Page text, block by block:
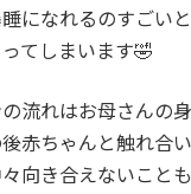
になれるのすごいと
てしまいます🤣
流れはお母さんの
赤ちゃんと触れ合
向き合えないことも